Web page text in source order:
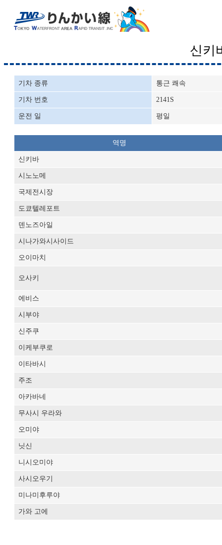
신키
기차 종류 통근 쾌속
기차 번호 2141S
운전 일 평일
역명
신키바
시노노메
국제전시장
도쿄텔레포트
덴노즈아일
시나가와시사이드
오이마치
오사키
에비스
시부야
신주쿠
이케부쿠로
이타바시
주조
아카바네
무사시 우라와
오미야
닛신
니시오미야
사시오우기
미나미후루야
가와 고에